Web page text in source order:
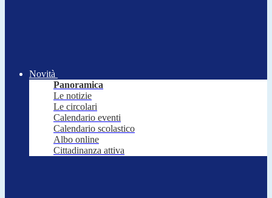
Novità
Panoramica
Le notizie
Le circolari
Calendario eventi
Calendario scolastico
Albo online
Cittadinanza attiva